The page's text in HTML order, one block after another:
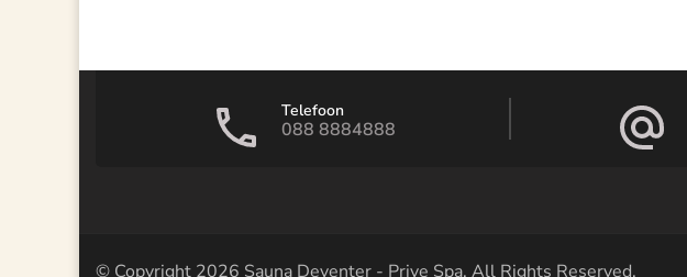
Telefoon
088 8884888
© Copyright 2026 Sauna Deventer - Prive Spa. All Rights Reserved.